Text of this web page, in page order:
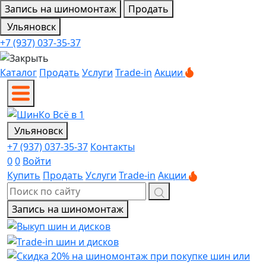
Запись на шиномонтаж
Продать
Ульяновск
+7 (937) 037-35-37
Каталог Продать Услуги Trade-in Акции
Ульяновск
+7 (937) 037-35-37 Контакты
00 Войти
Купить Продать Услуги Trade-in Акции
Запись на шиномонтаж